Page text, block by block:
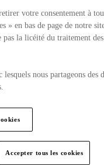
votre consentement à
» en bas de page de notre
la licéité du traitement des
nous partageons des
Accepter tous les cookies